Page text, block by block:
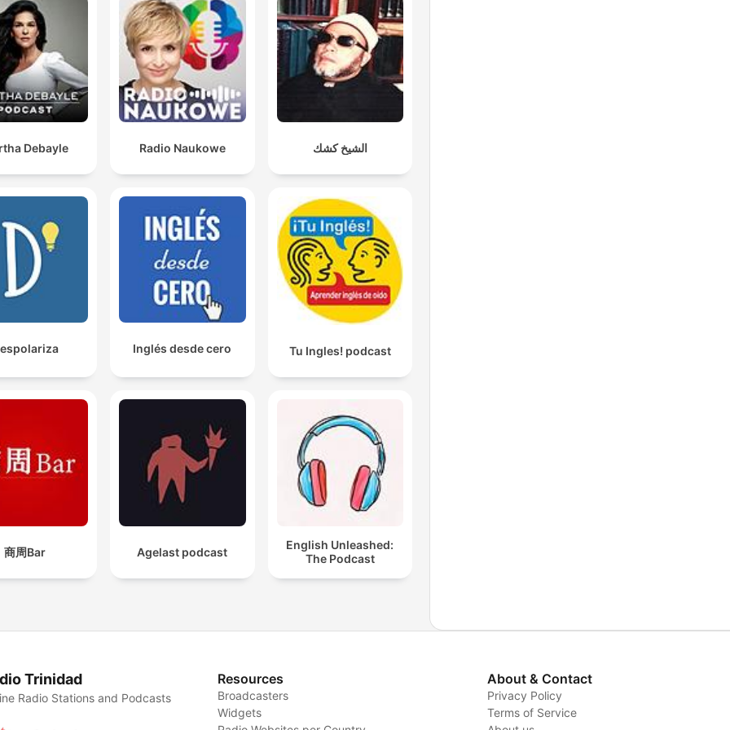
Debayle Radio Naukowe الشيخ كشك
Inglés desde cero Tu Ingles! podcast
商周Bar Agelast podcast
English Unleashed:
The Podcast
Trinidad
Radio Stations and Podcasts
Resources
Broadcasters
Widgets
About & Contact
Privacy Policy
Terms of Service